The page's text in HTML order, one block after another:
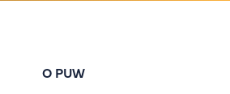
O PUW